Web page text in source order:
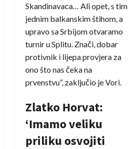
Skandinavaca… Ali opet, s tim
jednim balkanskim štihom, a
upravo sa Srbijom otvaramo
turnir u Splitu. Znači, dobar
protivnik i lijepa provjera za
ono što nas čeka na
prvenstvu”, zaključio je Vori.
Zlatko Horvat:
‘Imamo veliku
priliku osvojiti